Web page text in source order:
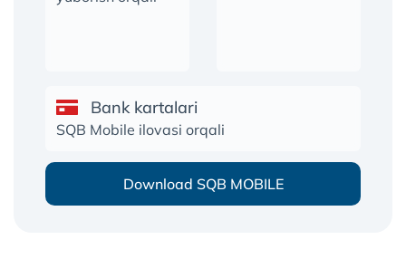
Bank kartalari
SQB Mobile ilovasi orqali
Download SQB MOBILE